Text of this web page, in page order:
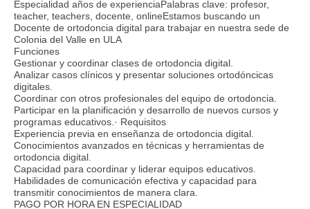
Especialidad años de experienciaPalabras clave: profesor,
teacher, teachers, docente, onlineEstamos buscando un
Docente de ortodoncia digital para trabajar en nuestra sede de
Colonia del Valle en ULA
Funciones
Gestionar y coordinar clases de ortodoncia digital.
Analizar casos clínicos y presentar soluciones ortodóncicas
digitales.
Coordinar con otros profesionales del equipo de ortodoncia.
Participar en la planificación y desarrollo de nuevos cursos y
programas educativos.· Requisitos
Experiencia previa en enseñanza de ortodoncia digital.
Conocimientos avanzados en técnicas y herramientas de
ortodoncia digital.
Capacidad para coordinar y liderar equipos educativos.
Habilidades de comunicación efectiva y capacidad para
transmitir conocimientos de manera clara.
PAGO POR HORA EN ESPECIALIDAD